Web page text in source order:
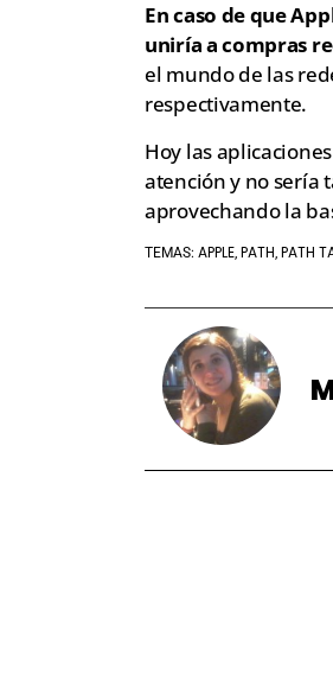
En caso de que
uniría a compras
el mundo de las
respectivamente.
Hoy las
atención y no sería
aprovechando la
TEMAS: APPLE, PATH, PATH